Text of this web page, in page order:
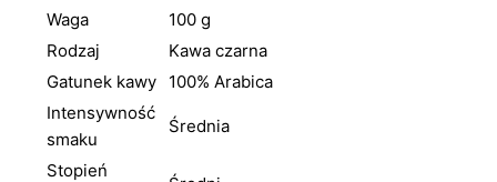
Waga
100 g
Rodzaj
Kawa czarna
Gatunek kawy
100% Arabica
Intensywność
smaku
Średnia
Stopień